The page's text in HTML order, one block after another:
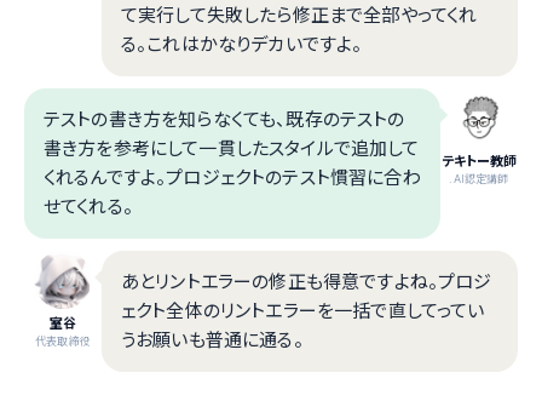
て実行して失敗したら修正まで全部やってくれ
る。これはかなりデカいですよ。
テキトー教師
.AI認定講師
テストの書き方を知らなくても、既存のテストの
書き方を参考にして一貫したスタイルで追加して
くれるんですよ。プロジェクトのテスト慣習に合わ
せてくれる。
室谷
代表取締役
あとリントエラーの修正も得意ですよね。プロジ
ェクト全体のリントエラーを一括で直してってい
うお願いも普通に通る。